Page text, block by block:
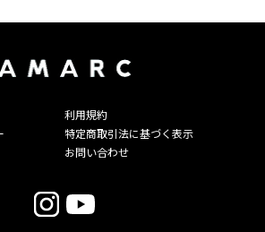
利用規約
特定商取引法に基づく表示
お問い合わせ